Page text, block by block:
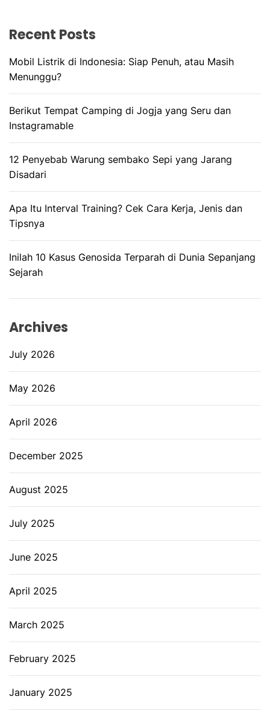
Recent Posts
Mobil Listrik di Indonesia: Siap Penuh, atau Masih
Menunggu?
Berikut Tempat Camping di Jogja yang Seru dan
Instagramable
12 Penyebab Warung sembako Sepi yang Jarang
Disadari
Apa Itu Interval Training? Cek Cara Kerja, Jenis dan
Tipsnya
Inilah 10 Kasus Genosida Terparah di Dunia Sepanjang
Sejarah
Archives
July 2026
May 2026
April 2026
December 2025
August 2025
July 2025
June 2025
April 2025
March 2025
February 2025
January 2025